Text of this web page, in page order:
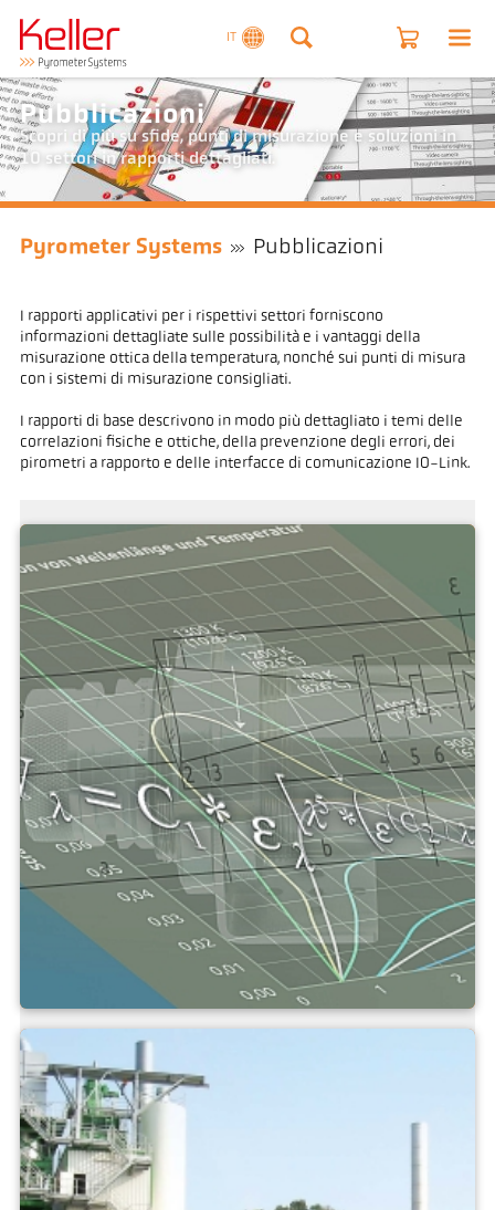
IT
Pubblicazioni
Scopri di più su sfide, punti di misurazione e soluzioni in
10 settori in rapporti dettagliati.
Pyrometer Systems Pubblicazioni
I rapporti applicativi per i rispettivi settori forniscono
informazioni dettagliate sulle possibilità e i vantaggi della
misurazione ottica della temperatura, nonché sui punti di misura
con i sistemi di misurazione consigliati.
I rapporti di base descrivono in modo più dettagliato i temi delle
correlazioni fisiche e ottiche, della prevenzione degli errori, dei
pirometri a rapporto e delle interfacce di comunicazione IO-Link.
Nozioni di base